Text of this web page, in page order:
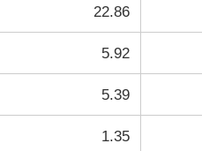
22.86
5.92
5.39
1.35